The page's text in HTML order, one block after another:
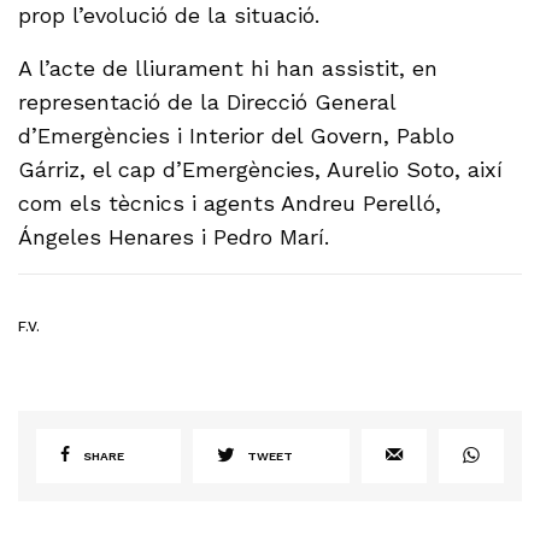
prop l’evolució de la situació.
A l’acte de lliurament hi han assistit, en
representació de la Direcció General
d’Emergències i Interior del Govern, Pablo
Gárriz, el cap d’Emergències, Aurelio Soto, així
com els tècnics i agents Andreu Perelló,
Ángeles Henares i Pedro Marí.
F.V.
SHARE TWEET